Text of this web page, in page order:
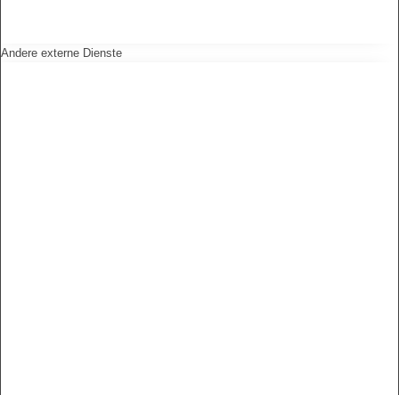
Andere externe Dienste